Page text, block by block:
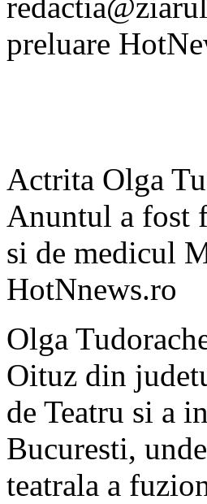
preluare
Actrita Olga
Anuntul a fost
si de medicul
HotNnews.ro
Olga
Oituz din
de Teatru si a
Bucuresti,
teatrala a